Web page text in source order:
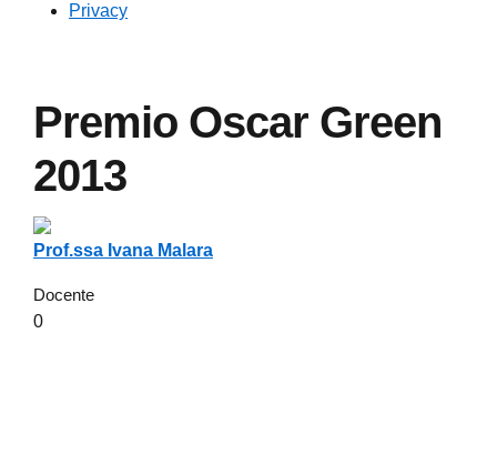
Privacy
Premio Oscar Green
2013
Prof.ssa Ivana Malara
Docente
0